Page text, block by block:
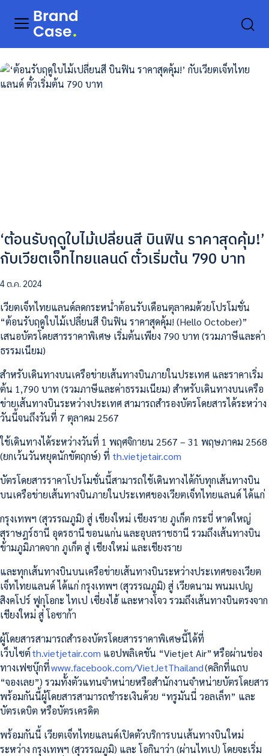
‘ต้อนรับฤดูใบไม้เปลี่ยนสี บินฟิน ราคาสุดคุ้ม!’
กับเวียตเจ็ทไทยแลนด์ ตั๋วเริ่มต้น 790 บาท
4 ต.ค. 2024
เวียตเจ็ทไทยแลนด์ลดกระหน่ำต้อนรับเดือนตุลาคมด้วยโปรโมชั่น
“ต้อนรับฤดูใบไม้เปลี่ยนสี บินฟิน ราคาสุดคุ้ม! (Hello October)”
เสนอบัตรโดยสารราคาพิเศษ เริ่มต้นเพียง 790 บาท (รวมภาษีและค่า
ธรรมเนียม)
สำหรับเดินทางบนเครือข่ายเส้นทางบินภายในประเทศ และราคาเริ่ม
ต้น 1,790 บาท (รวมภาษีและค่าธรรมเนียม) สำหรับเดินทางบนเครือ
ข่ายเส้นทางบินระหว่างประเทศ สามารถสำรองบัตรโดยสารได้ระหว่าง
วันนี้จนถึงวันที่ 7 ตุลาคม 2567
ใช้เดินทางได้ระหว่างวันที่ 1 พฤศจิกายน 2567 – 31 พฤษภาคม 2568
(ยกเว้นวันหยุดนักขัตฤกษ์) ที่ th.vietjetair.com
บัตรโดยสารราคาโปรโมชั่นนี้สามารถใช้เดินทางได้กับทุกเส้นทางบิน
บนเครือข่ายเส้นทางบินภายในประเทศของเวียตเจ็ทไทยแลนด์ ได้แก่
กรุงเทพฯ (สุวรรณภูมิ) สู่ เชียงใหม่ เชียงราย ภูเก็ต กระบี่ หาดใหญ่
สุราษฎร์ธานี อุดรธานี ขอนแก่น และอุบลราชธานี รวมถึงเส้นทางบิน
ข้ามภูมิภาคจาก ภูเก็ต สู่ เชียงใหม่ และเชียงราย
และทุกเส้นทางบินบนเครือข่ายเส้นทางบินระหว่างประเทศของเวียต
เจ็ทไทยแลนด์ ได้แก่ กรุงเทพฯ (สุวรรณภูมิ) สู่ เวียดนาม พนมเปญ
สิงคโปร์ ฟูกุโอกะ ไทเป เซี่ยงไฮ้ และหางโจว รวมถึงเส้นทางบินตรงจาก
เชียงใหม่ สู่ โอซาก้า
ผู้โดยสารสามารถสำรองบัตรโดยสารราคาพิเศษนี้ได้ที่
เว็บไซต์th.vietjetair.com แอปพลิเคชัน “Vietjet Air” หรือผ่านช่อง
ทางเฟซบุ๊กที่www.facebook.com/VietJetThailand(คลิกที่แถบ
“จองเลย”) รวมทั้งตัวแทนจำหน่ายหรือสำนักงานจำหน่ายบัตรโดยสาร
พร้อมกันนี้ผู้โดยสารสามารถชำระเงินด้วย “ทรูมันนี่ วอลเล็ท” และ
บัตรเดบิต หรือบัตรเครดิต
พร้อมกันนี้ เวียตเจ็ทไทยแลนด์เปิดตัวบริการบนเส้นทางบินใหม่
ระหว่าง กรุงเทพฯ (สุวรรณภูมิ) และ โอกินาว่า (ผ่านไทเป) โดยจะเริ่ม